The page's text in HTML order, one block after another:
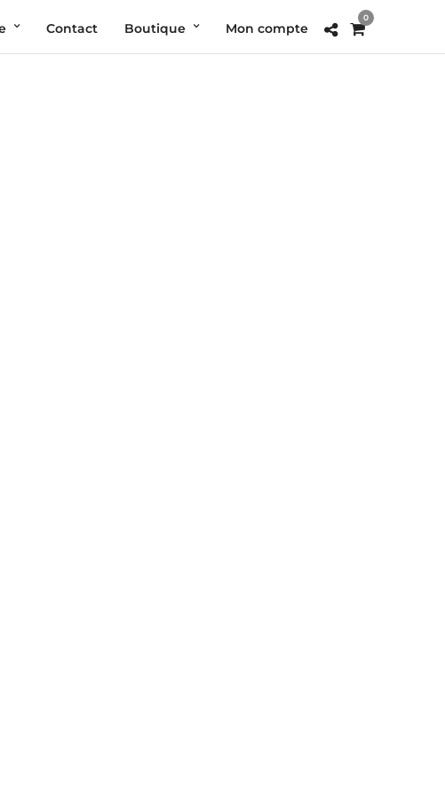
Contact Boutique Mon compte
0